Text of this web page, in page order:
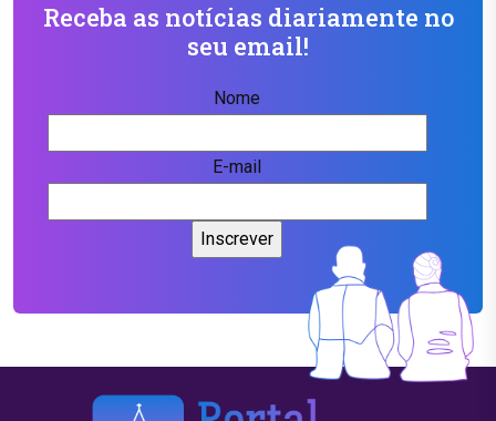
Receba as notícias diariamente no
seu email!
Nome
E-mail